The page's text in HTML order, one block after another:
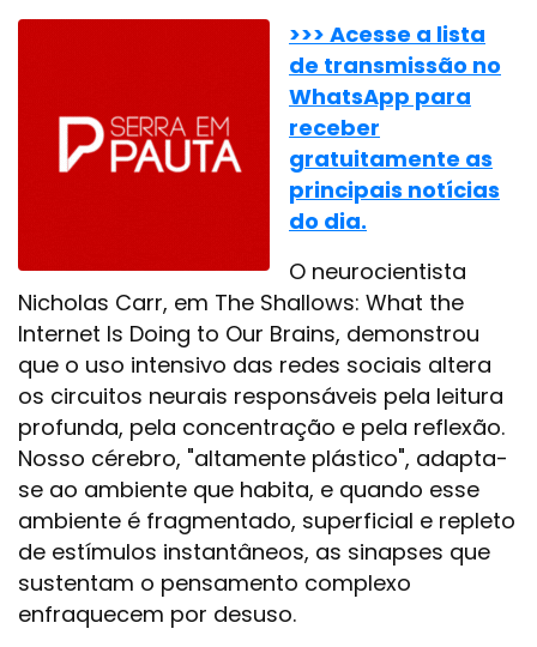
>>> Acesse a lista
de transmissão no
WhatsApp para
receber
gratuitamente as
principais notícias
do dia.
O neurocientista
Nicholas Carr, em The Shallows: What the
Internet Is Doing to Our Brains, demonstrou
que o uso intensivo das redes sociais altera
os circuitos neurais responsáveis pela leitura
profunda, pela concentração e pela reflexão.
Nosso cérebro, "altamente plástico", adapta-
se ao ambiente que habita, e quando esse
ambiente é fragmentado, superficial e repleto
de estímulos instantâneos, as sinapses que
sustentam o pensamento complexo
enfraquecem por desuso.